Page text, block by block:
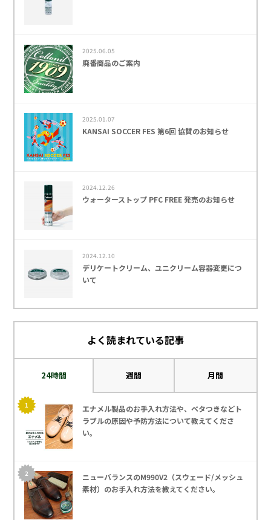
2025.06.05
廃番商品のご案内
2025.01.07
KANSAI SOCCER FES 第6回 協賛のお知らせ
2024.12.26
ウォーターストップ PFC FREE 発売のお知らせ
2024.12.10
デリケートクリーム、ユニクリーム容器変更につ
いて
よく読まれている記事
24時間 週間 月間
エナメル製品のお手入れ方法や、ベタつきなどト
ラブルの原因や予防方法について教えてくださ
い。
ニューバランスのM990V2（スウェード/メッシュ
素材）のお手入れ方法を教えてください｡